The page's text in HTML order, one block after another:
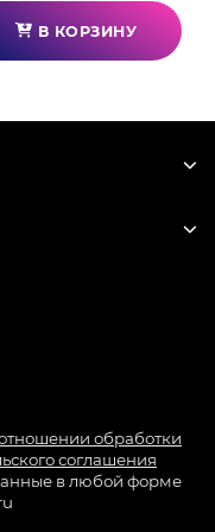
В КОРЗИНУ
обработки
соглашения
в любой форме